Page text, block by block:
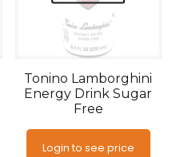
Tonino Lamborghini
Energy Drink Sugar
Free
Login to see price